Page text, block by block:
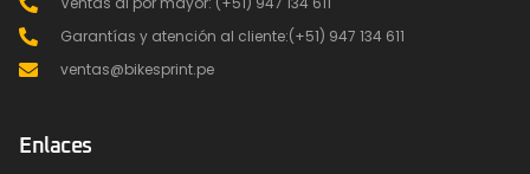
Garantías y atención al cliente:(+51) 947 134 611
ventas@bikesprint.pe
Enlaces